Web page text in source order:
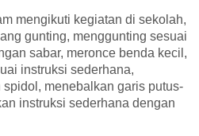
mengikuti kegiatan di sekolah,
gunting, menggunting sesuai
sabar, meronce benda kecil,
instruksi sederhana,
menebalkan garis putus-
instruksi sederhana dengan